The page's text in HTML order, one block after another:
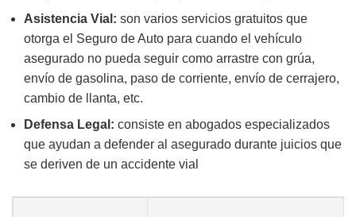
Asistencia Vial: son varios servicios gratuitos que
otorga el Seguro de Auto para cuando el vehículo
asegurado no pueda seguir como arrastre con grúa,
envío de gasolina, paso de corriente, envío de cerrajero,
cambio de llanta, etc.
Defensa Legal: consiste en abogados especializados
que ayudan a defender al asegurado durante juicios que
se deriven de un accidente vial